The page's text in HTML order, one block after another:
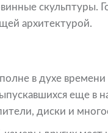
скульптуры.
архитектурой.
в духе
еще в
диски и